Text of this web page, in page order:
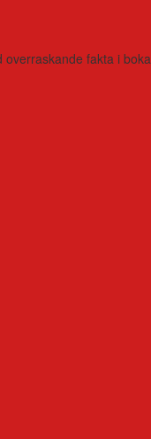
fakta i boka